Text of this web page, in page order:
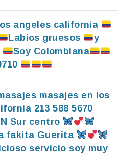
angeles california
Labios gruesos
y
Soy Colombiana
masajes en los
213 588 5670
Sur centro
fakita Guerita
servicio soy muy